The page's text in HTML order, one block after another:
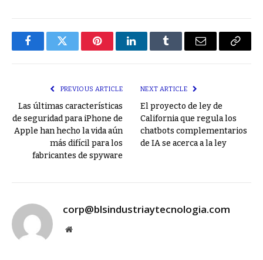
FacebookTwitter PinterestLinkedInTumblr Email
Copy
PREVIOUS ARTICLE
Las últimas características
de seguridad para iPhone de
Apple han hecho la vida aún
más difícil para los
fabricantes de spyware
NEXT ARTICLE
El proyecto de ley de
California que regula los
chatbots complementarios
de IA se acerca a la ley
corp@blsindustriaytecnologia.com
Website